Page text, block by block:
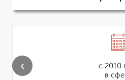
с 2010
в
‹